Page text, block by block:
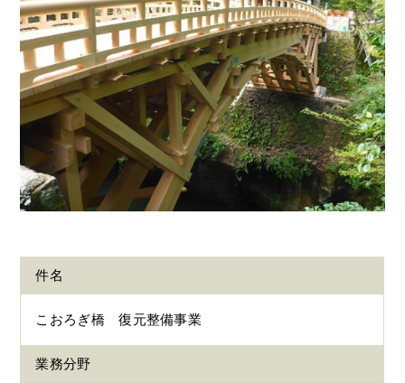
件名
こおろぎ橋 復元整備事業
業務分野